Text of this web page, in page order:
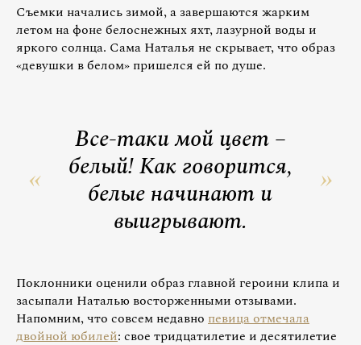
Съемки начались зимой, а завершаются жарким
летом на фоне белоснежных яхт, лазурной воды и
яркого солнца. Сама Наталья не скрывает, что образ
«девушки в белом» пришелся ей по душе.
Все-таки мой цвет –
белый! Как говорится,
белые начинают и
выигрывают.
Поклонники оценили образ главной героини клипа и
засыпали Наталью восторженными отзывами.
Напомним, что совсем недавно певица отмечала
двойной юбилей: свое тридцатилетие и десятилетие